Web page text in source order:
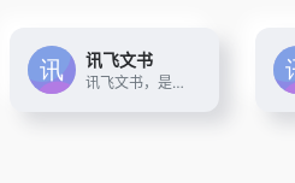
讯飞文书
讯飞文书，是基于讯飞星火大模型进行文书数据定制训练，面向文书写作群体推出的一款AI材料写作平台。 提供素材筹备、稿件撰写、审稿核稿全流程的功能辅助，为材料撰稿人进行写作提效；持续探索事务性工作场景下的高频诉求， 推出录音智记、以稿写稿等功能，致力于让相关人群大幅节约精力，工作更高效，生活更美好